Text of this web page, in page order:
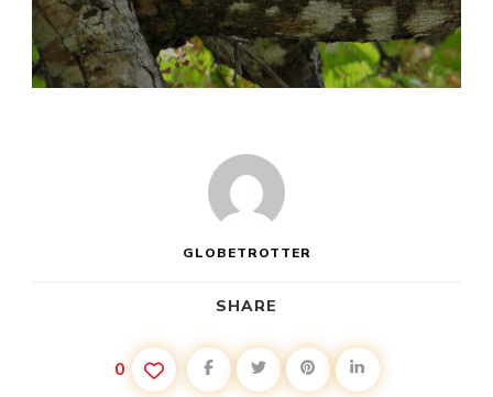
GLOBETROTTER
SHARE
0